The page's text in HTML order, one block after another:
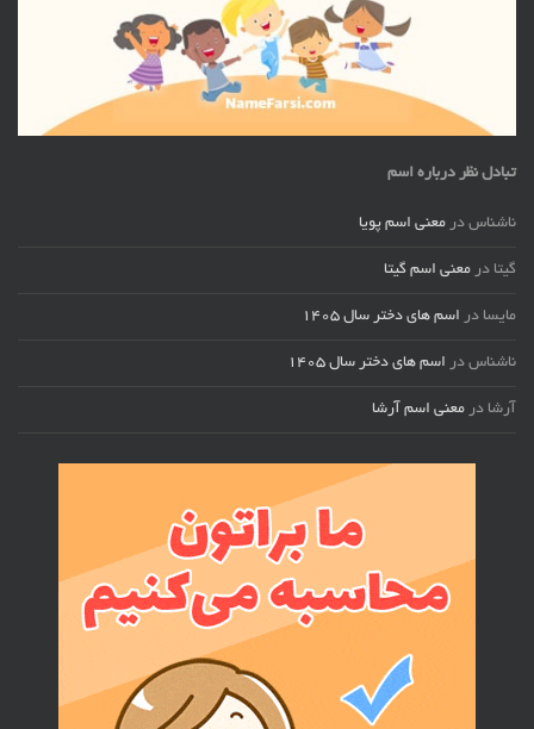
تبادل نظر درباره اسم
ناشناس در معنی اسم پویا
گیتا در معنی اسم گیتا
مایسا در اسم های دختر سال ۱۴۰۵
ناشناس در اسم های دختر سال ۱۴۰۵
آرشا در معنی اسم آرشا